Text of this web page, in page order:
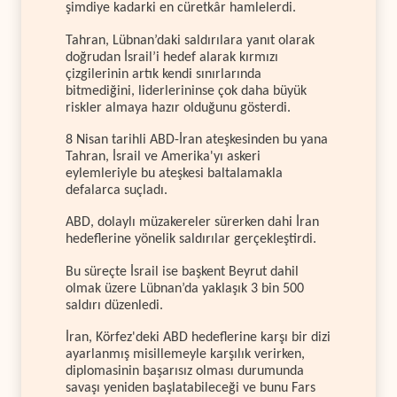
şimdiye kadarki en cüretkâr hamlelerdi.
Tahran, Lübnan’daki saldırılara yanıt olarak
doğrudan İsrail’i hedef alarak kırmızı
çizgilerinin artık kendi sınırlarında
bitmediğini, liderlerininse çok daha büyük
riskler almaya hazır olduğunu gösterdi.
8 Nisan tarihli ABD-İran ateşkesinden bu yana
Tahran, İsrail ve Amerika'yı askeri
eylemleriyle bu ateşkesi baltalamakla
defalarca suçladı.
ABD, dolaylı müzakereler sürerken dahi İran
hedeflerine yönelik saldırılar gerçekleştirdi.
Bu süreçte İsrail ise başkent Beyrut dahil
olmak üzere Lübnan’da yaklaşık 3 bin 500
saldırı düzenledi.
İran, Körfez'deki ABD hedeflerine karşı bir dizi
ayarlanmış misillemeyle karşılık verirken,
diplomasinin başarısız olması durumunda
savaşı yeniden başlatabileceği ve bunu Fars